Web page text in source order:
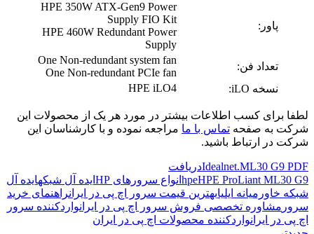
پاور:
HPE 350W ATX-Gen9 Power
Supply FIO Kit
HPE 460W Redundant Power
Supply
تعداد فن:
One Non-redundant system fan
One Non-redundant PCIe fan
نسخه iLO:
HPE iLO4
لطفا برای کسب اطلاعات بیشتر در مورد هر یک از محصولات این
شرکت به صفحه تماس با ما مراجعه نموده و با کارشناسان این
شرکت در ارتباط باشید.
Idealnet.ML30 G9 PDFدریافت
hpeHPE ProLiant ML30 G9 انواع سرورهای HP ایده آل شبکهایده آل
شبکه خاورمیانه ایلیابهترین قیمت سرور اچ پی در ایرانراهنمای خرید
سرور مشاوره تخصصی فروش سرور اچ پی در ایرانواردکننده سرور
اچ پی در ایرانواردکننده محصولات اچ پی در ایران